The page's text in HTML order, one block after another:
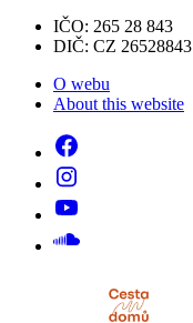
IČO: 265 28 843
DIČ: CZ 26528843
O webu
About this website